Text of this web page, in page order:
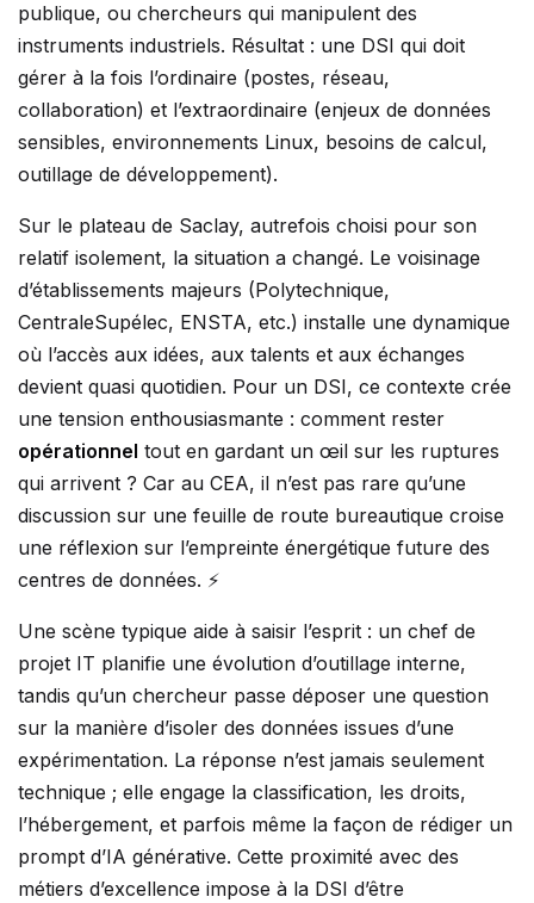
publique, ou chercheurs qui manipulent des
instruments industriels. Résultat : une DSI qui doit
gérer à la fois l’ordinaire (postes, réseau,
collaboration) et l’extraordinaire (enjeux de données
sensibles, environnements Linux, besoins de calcul,
outillage de développement).
Sur le plateau de Saclay, autrefois choisi pour son
relatif isolement, la situation a changé. Le voisinage
d’établissements majeurs (Polytechnique,
CentraleSupélec, ENSTA, etc.) installe une dynamique
où l’accès aux idées, aux talents et aux échanges
devient quasi quotidien. Pour un DSI, ce contexte crée
une tension enthousiasmante : comment rester
opérationnel tout en gardant un œil sur les ruptures
qui arrivent ? Car au CEA, il n’est pas rare qu’une
discussion sur une feuille de route bureautique croise
une réflexion sur l’empreinte énergétique future des
centres de données. ⚡
Une scène typique aide à saisir l’esprit : un chef de
projet IT planifie une évolution d’outillage interne,
tandis qu’un chercheur passe déposer une question
sur la manière d’isoler des données issues d’une
expérimentation. La réponse n’est jamais seulement
technique ; elle engage la classification, les droits,
l’hébergement, et parfois même la façon de rédiger un
prompt d’IA générative. Cette proximité avec des
métiers d’excellence impose à la DSI d’être